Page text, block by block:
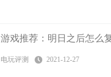
游戏推荐：明日之后怎么
电玩评测 2021-12-27